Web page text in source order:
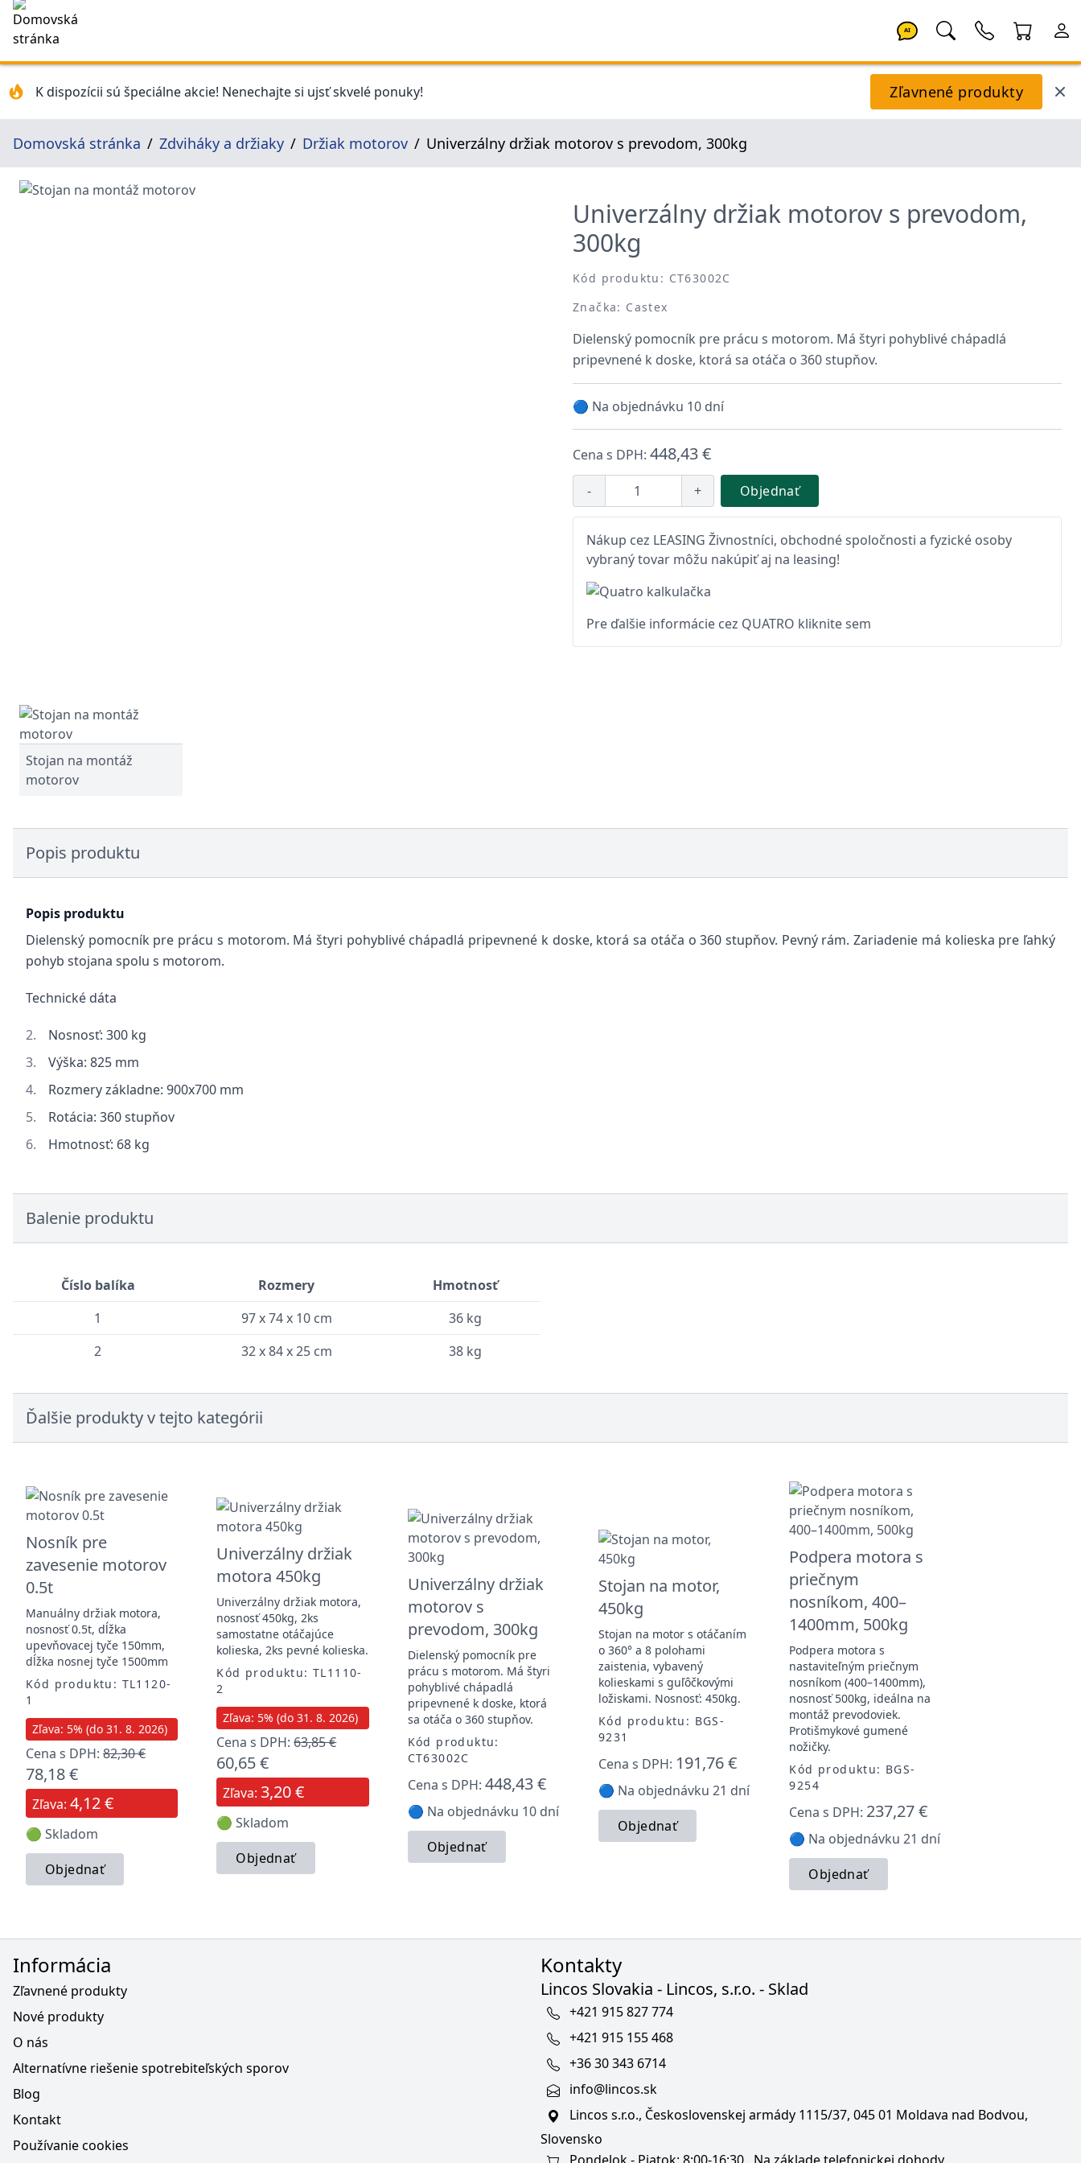
AI
K dispozícii sú špeciálne akcie! Nenechajte si ujsť skvelé ponuky! Zľavnené produkty
Domovská stránka Zdviháky a držiaky Držiak motorov Univerzálny držiak motorov s prevodom, 300kg
Univerzálny držiak motorov s prevodom,
300kg
Kód produktu: CT63002C
Značka: Castex
Dielenský pomocník pre prácu s motorom. Má štyri pohyblivé chápadlá
pripevnené k doske, ktorá sa otáča o 360 stupňov.
🔵 Na objednávku 10 dní
Cena s DPH: 448,43 €
- + Objednať
Nákup cez LEASING Živnostníci, obchodné spoločnosti a fyzické osoby
vybraný tovar môžu nakúpiť aj na leasing!
Pre ďalšie informácie cez QUATRO kliknite sem
Stojan na montáž
motorov
Popis produktu
Popis produktu
Dielenský pomocník pre prácu s motorom. Má štyri pohyblivé chápadlá pripevnené k doske, ktorá sa otáča o 360 stupňov. Pevný rám. Zariadenie má kolieska pre ľahký
pohyb stojana spolu s motorom.
Technické dáta
Nosnosť: 300 kg
Výška: 825 mm
Rozmery základne: 900x700 mm
Rotácia: 360 stupňov
Hmotnosť: 68 kg
Balenie produktu
Číslo balíka Rozmery
Hmotnosť
1
97 x 74 x 10 cm
36 kg
2
32 x 84 x 25 cm 38 kg
Ďalšie produkty v tejto kategórii
Nosník pre
zavesenie motorov
0.5t
Manuálny držiak motora,
nosnosť 0.5t, dĺžka
upevňovacej tyče 150mm,
dĺžka nosnej tyče 1500mm
Kód produktu: TL1120-
1
Zľava: 5% (do 31. 8. 2026)
Cena s DPH: 82,30 €
78,18 €
Zľava: 4,12 €
🟢 Skladom
Objednať
Univerzálny držiak
motora 450kg
Univerzálny držiak motora,
nosnosť 450kg, 2ks
samostatne otáčajúce
kolieska, 2ks pevné kolieska.
Kód produktu: TL1110-
2
Zľava: 5% (do 31. 8. 2026)
Cena s DPH:63,85 €
60,65 €
Zľava: 3,20 €
🟢 Skladom
Objednať
Univerzálny držiak
motorov s
prevodom, 300kg
Dielenský pomocník pre
prácu s motorom. Má štyri
pohyblivé chápadlá
pripevnené k doske, ktorá
sa otáča o 360 stupňov.
Kód produktu:
CT63002C
Cena s DPH: 448,43 €
🔵 Na objednávku 10 dní
Objednať
Stojan na motor,
450kg
Stojan na motor s otáčaním
o 360° a 8 polohami
zaistenia, vybavený
kolieskami s guľôčkovými
ložiskami. Nosnosť: 450kg.
Kód produktu: BGS-
9231
Cena s DPH: 191,76 €
🔵 Na objednávku 21 dní
Objednať
Podpera motora s
priečnym
nosníkom, 400–
1400mm, 500kg
Podpera motora s
nastaviteľným priečnym
nosníkom (400–1400mm),
nosnosť 500kg, ideálna na
montáž prevodoviek.
Protišmykové gumené
nožičky.
Kód produktu: BGS-
9254
Cena s DPH: 237,27 €
🔵 Na objednávku 21 dní
Objednať
Informácia
Zľavnené produkty
Nové produkty
O nás
Alternatívne riešenie spotrebiteľských sporov
Blog
Kontakt
Používanie cookies
Kontakty
Lincos Slovakia - Lincos, s.r.o. - Sklad
+421 915 827 774
+421 915 155 468
+36 30 343 6714
info@lincos.sk
Lincos s.r.o., Československej armády 1115/37, 045 01 Moldava nad Bodvou,
Slovensko